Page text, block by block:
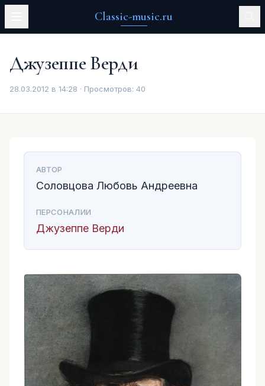
Classic-music.ru
Джузеппе Верди
28.03.2012 в 14:28 · Просмотров: 40
АВТОР
Соловцова Любовь Андреевна
ПЕРСОНАЛИИ
Джузеппе Верди